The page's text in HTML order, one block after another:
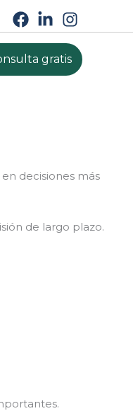
gratis
decisiones más
de largo plazo.